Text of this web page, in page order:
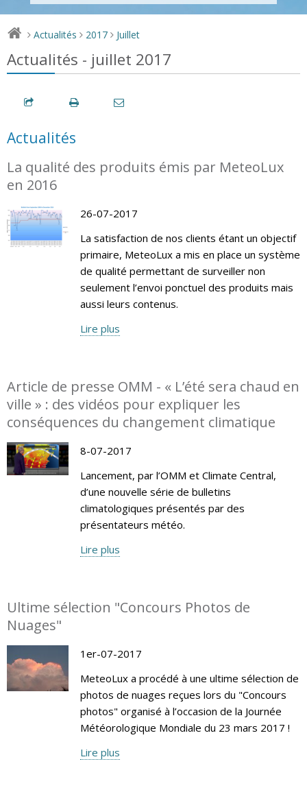
> Actualités > 2017 > Juillet
Actualités - juillet 2017
Actualités
La qualité des produits émis par MeteoLux
en 2016
26-07-2017
La satisfaction de nos clients étant un objectif
primaire, MeteoLux a mis en place un système
de qualité permettant de surveiller non
seulement l’envoi ponctuel des produits mais
aussi leurs contenus.
Lire plus
Article de presse OMM - « L’été sera chaud en
ville » : des vidéos pour expliquer les
conséquences du changement climatique
8-07-2017
Lancement, par l’OMM et Climate Central,
d’une nouvelle série de bulletins
climatologiques présentés par des
présentateurs météo.
Lire plus
Ultime sélection "Concours Photos de
Nuages"
1er-07-2017
MeteoLux a procédé à une ultime sélection de
photos de nuages reçues lors du "Concours
photos" organisé à l’occasion de la Journée
Météorologique Mondiale du 23 mars 2017 !
Lire plus